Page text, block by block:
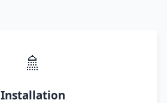
🚿
Installation